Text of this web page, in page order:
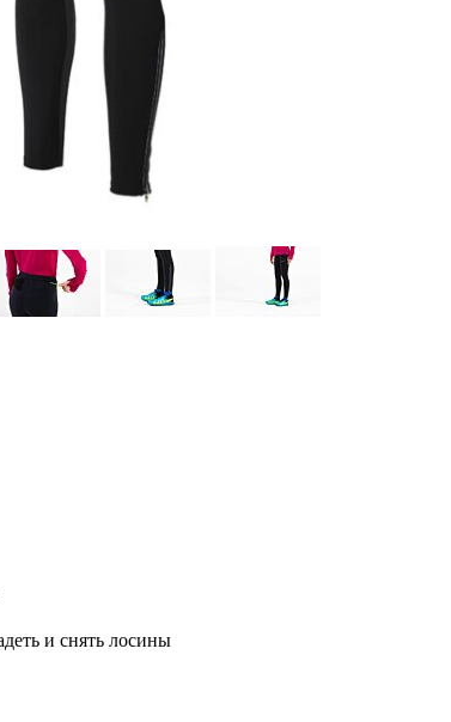
и снять лосины